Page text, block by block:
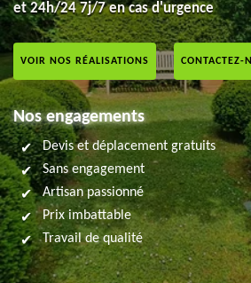
et 24h/24 7j/7 en cas d'urgence
VOIR NOS RÉALISATIONS CONTACTEZ-
Nos engagements
Devis et déplacement gratuits
Sans engagement
Artisan passionné
Prix imbattable
Travail de qualité